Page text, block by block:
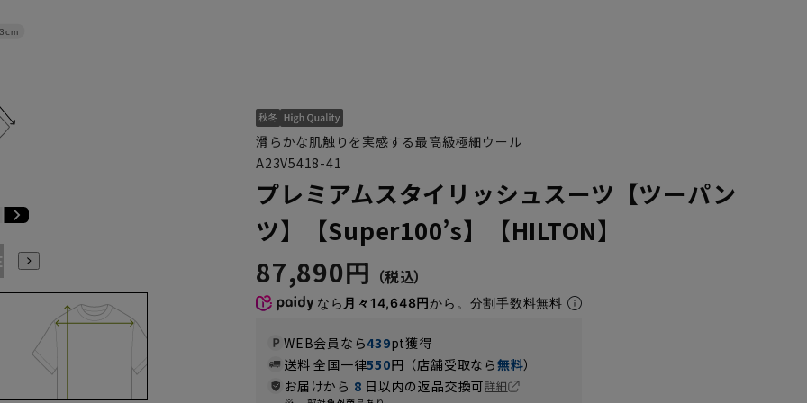
BE4 YA4 YA5 YA6
滑らかな肌触りを実感する最高級極細ウール
A23V5418-41
プレミアムスタイリッシュスーツ【ツーパン
ツ】【Super100’s】【HILTON】
87,890円
なら 月々14,648円から。分割手数料無料
WEB会員なら439pt獲得
送料 全国一律550円（店舗受取なら無料）
お届けから 8 日以内の返品交換可詳細